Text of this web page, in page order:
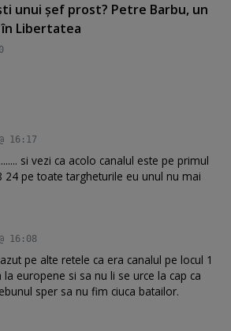
unui şef prost? Petre Barbu, un
Libertatea
16:17
si vezi ca acolo canalul este pe primul
24 pe toate targheturile eu unul nu mai
16:08
pe alte retele ca era canalul pe locul 1
europene si sa nu li se urce la cap ca
sper sa nu fim ciuca batailor.